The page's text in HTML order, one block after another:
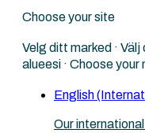
Choose your site
Velg ditt marked · Välj
alueesi · Choose your
English
Our